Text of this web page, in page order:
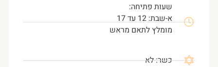
שעות פתיחה:
א-שבת: 12 עד 17
מומלץ לתאם מראש
כשר: לא